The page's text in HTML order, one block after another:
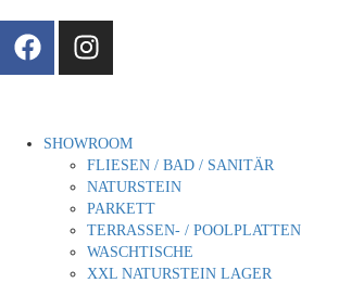
SHOWROOM
FLIESEN / BAD / SANITÄR
NATURSTEIN
PARKETT
TERRASSEN- / POOLPLATTEN
WASCHTISCHE
XXL NATURSTEIN LAGER